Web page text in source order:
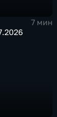
7 мин